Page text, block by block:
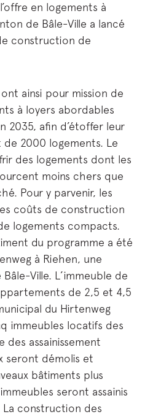
en logements à
de Bâle-Ville a lancé
construction de
ainsi pour mission de
à loyers abordables
2035, afin d’étoffer leur
2000 logements. Le
des logements dont les
moins chers que
Pour y parvenir, les
coûts de construction
logements compacts.
du programme a été
à Riehen, une
Ville. L’immeuble de
de 2,5 et 4,5
du Hirtenweg
immeubles locatifs des
des assainissement
seront démolis et
bâtiments plus
seront assainis
construction des